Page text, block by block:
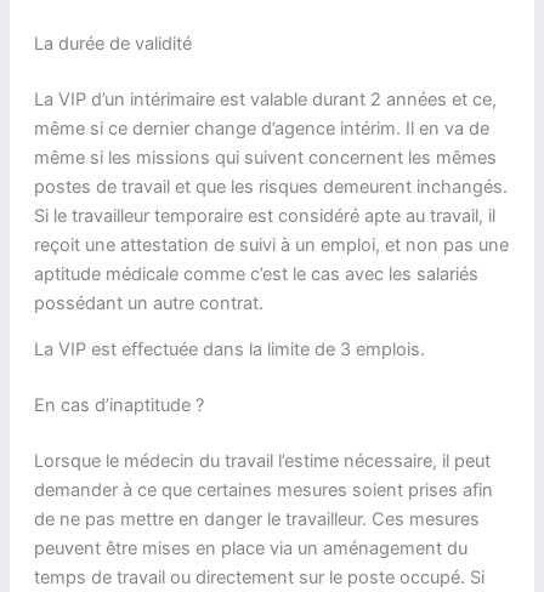
La durée de validité
La VIP d’un intérimaire est valable durant 2 années et ce,
même si ce dernier change d’agence intérim. Il en va de
même si les missions qui suivent concernent les mêmes
postes de travail et que les risques demeurent inchangés.
Si le travailleur temporaire est considéré apte au travail, il
reçoit une attestation de suivi à un emploi, et non pas une
aptitude médicale comme c’est le cas avec les salariés
possédant un autre contrat.
La VIP est effectuée dans la limite de 3 emplois.
En cas d’inaptitude ?
Lorsque le médecin du travail l’estime nécessaire, il peut
demander à ce que certaines mesures soient prises afin
de ne pas mettre en danger le travailleur. Ces mesures
peuvent être mises en place via un aménagement du
temps de travail ou directement sur le poste occupé. Si